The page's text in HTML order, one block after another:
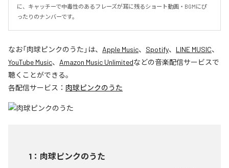
に、キャッチーで中毒性のあるフレーズが耳に残るショート動画・BGMにぴ
ったりのナンバーです。
なお「肉球ピンクのうた 」は、 Apple Music、 Spotify、 LINE MUSIC、
YouTube Music、 Amazon Music Unlimitedなどの音楽配信サービスで
聴くことができる。
各配信サービス： 肉球ピンクのうた
1 ： 肉球ピンクのうた